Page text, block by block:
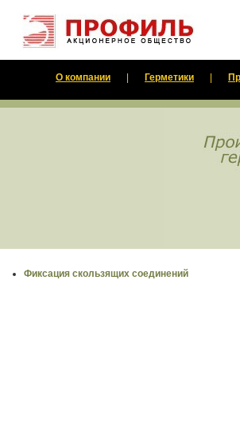
О компании Герметики
Фиксация скользящих соединений